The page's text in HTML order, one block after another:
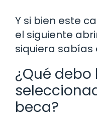
Y si bien este
el siguiente
siquiera sabías
¿Qué
beca?